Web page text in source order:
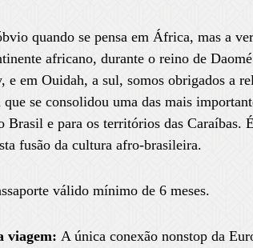
quando se pensa em África, mas a
africano, durante o reino de
e em Ouidah, a sul, somos obrigados a
se consolidou uma das mais
Brasil e para os territórios das Caraíbas.
fusão da cultura afro-brasileira.
válido mínimo de 6 meses.
viagem: A única conexão nonstop da